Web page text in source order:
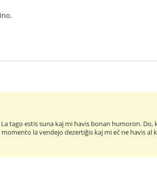
tago estis suna kaj mi havis bonan humoron.
la vendejo dezertiĝis kaj mi eĉ ne havis al